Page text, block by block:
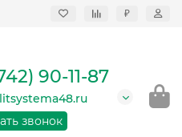
₽
в
9:00 -
и
90-11-87
звонок